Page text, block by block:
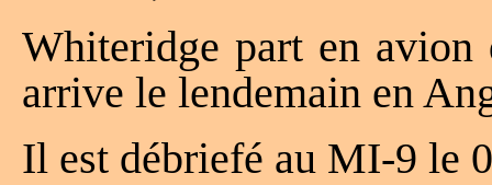
Whiteridge part en
arrive le lendemain en
Il est débriefé au MI-9 le